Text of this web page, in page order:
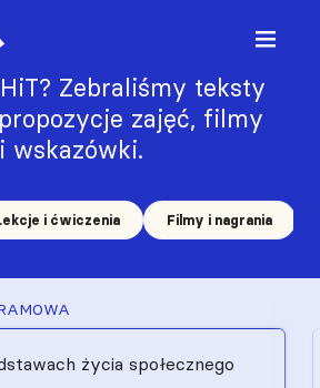
Zebraliśmy teksty
zajęć, filmy
i wskazówki.
i ćwiczenia Filmy i nagrania
życia społecznego